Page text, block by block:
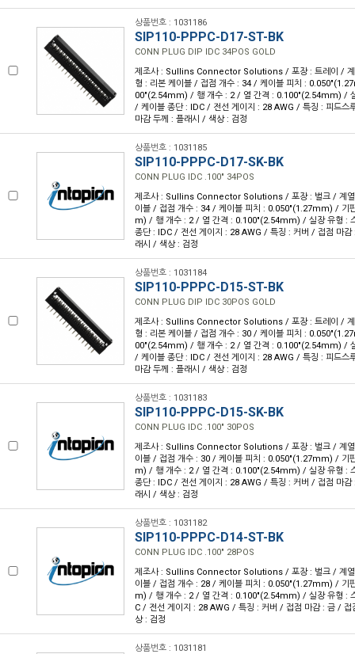
상품번호 : 1031186
SIP110-PPPC-D17-ST-BK
CONN PLUG DIP IDC 34POS GOLD
제조사 : Sullins Connector Solutions / 포장 : 트레이 / 계
형 : 리본 케이블 / 접점 개수 : 34 / 케이블 피치 :
00"(2.54mm) / 행 개수 : 2 / 열 간격 : 0.100"(2.54mm) /
/ 케이블 종단 : IDC / 전선 게이지 : 28 AWG / 특징 : 피드스
마감 두께 : 플래시 / 색상 : 검정
상품번호 : 1031185
SIP110-PPPC-D17-SK-BK
CONN PLUG IDC .100" 34POS
제조사 : Sullins Connector Solutions / 포장 : 벌크 / 계열
이블 / 접점 개수 : 34 / 케이블 피치 : 0.050"(1.27mm) / 기
m) / 행 개수 : 2 / 열 간격 : 0.100"(2.54mm) / 실장 유형 :
종단 : IDC / 전선 게이지 : 28 AWG / 특징 : 커버 / 접점 마감
래시 / 색상 : 검정
상품번호 : 1031184
SIP110-PPPC-D15-ST-BK
CONN PLUG DIP IDC 30POS GOLD
제조사 : Sullins Connector Solutions / 포장 : 트레이 / 계
형 : 리본 케이블 / 접점 개수 : 30 / 케이블 피치 :
00"(2.54mm) / 행 개수 : 2 / 열 간격 : 0.100"(2.54mm) /
/ 케이블 종단 : IDC / 전선 게이지 : 28 AWG / 특징 : 피드스
마감 두께 : 플래시 / 색상 : 검정
상품번호 : 1031183
SIP110-PPPC-D15-SK-BK
CONN PLUG IDC .100" 30POS
제조사 : Sullins Connector Solutions / 포장 : 벌크 / 계열
이블 / 접점 개수 : 30 / 케이블 피치 : 0.050"(1.27mm) / 기
m) / 행 개수 : 2 / 열 간격 : 0.100"(2.54mm) / 실장 유형 :
종단 : IDC / 전선 게이지 : 28 AWG / 특징 : 커버 / 접점 마감
래시 / 색상 : 검정
상품번호 : 1031182
SIP110-PPPC-D14-ST-BK
CONN PLUG IDC .100" 28POS
제조사 : Sullins Connector Solutions / 포장 : 벌크 / 계열
이블 / 접점 개수 : 28 / 케이블 피치 : 0.050"(1.27mm) / 기
m) / 행 개수 : 2 / 열 간격 : 0.100"(2.54mm) / 실장 유형 :
C / 전선 게이지 : 28 AWG / 특징 : 커버 / 접점 마감 : 금 / 접
상 : 검정
상품번호 : 1031181